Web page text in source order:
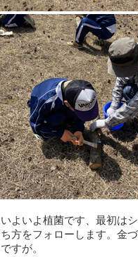
いよいよ植菌です、最初は
ち方をフォローします。金
ですが。